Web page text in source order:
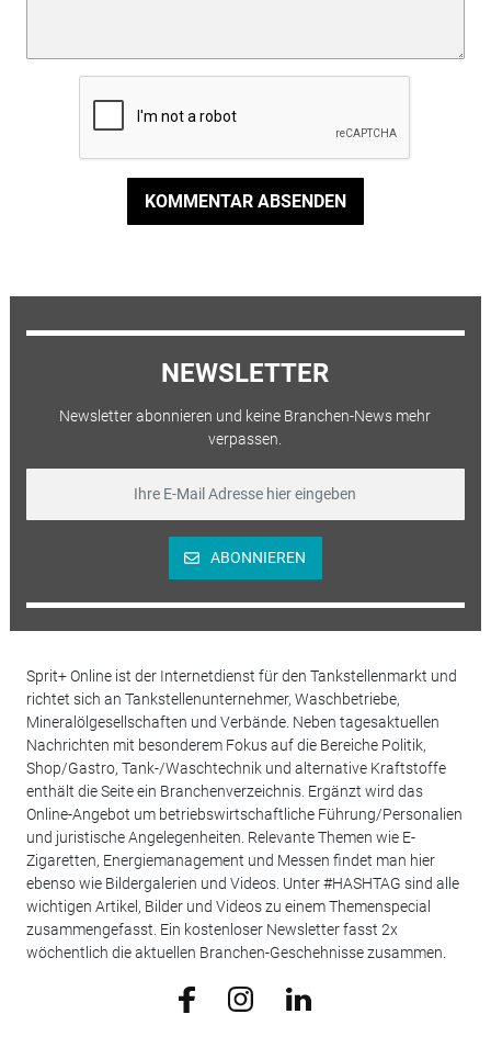
KOMMENTAR ABSENDEN
NEWSLETTER
Newsletter abonnieren und keine Branchen-News mehr
verpassen.
ABONNIEREN
Sprit+ Online ist der Internetdienst für den Tankstellenmarkt und
richtet sich an Tankstellenunternehmer, Waschbetriebe,
Mineralölgesellschaften und Verbände. Neben tagesaktuellen
Nachrichten mit besonderem Fokus auf die Bereiche Politik,
Shop/Gastro, Tank-/Waschtechnik und alternative Kraftstoffe
enthält die Seite ein Branchenverzeichnis. Ergänzt wird das
Online-Angebot um betriebswirtschaftliche Führung/Personalien
und juristische Angelegenheiten. Relevante Themen wie E-
Zigaretten, Energiemanagement und Messen findet man hier
ebenso wie Bildergalerien und Videos. Unter #HASHTAG sind alle
wichtigen Artikel, Bilder und Videos zu einem Themenspecial
zusammengefasst. Ein kostenloser Newsletter fasst 2x
wöchentlich die aktuellen Branchen-Geschehnisse zusammen.